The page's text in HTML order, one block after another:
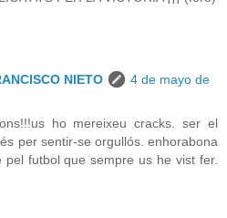
NIETO
4 de mayo de
ho mereixeu cracks. ser el
per sentir-se orgullós. enhorabona
pel futbol que sempre us he vist fer.